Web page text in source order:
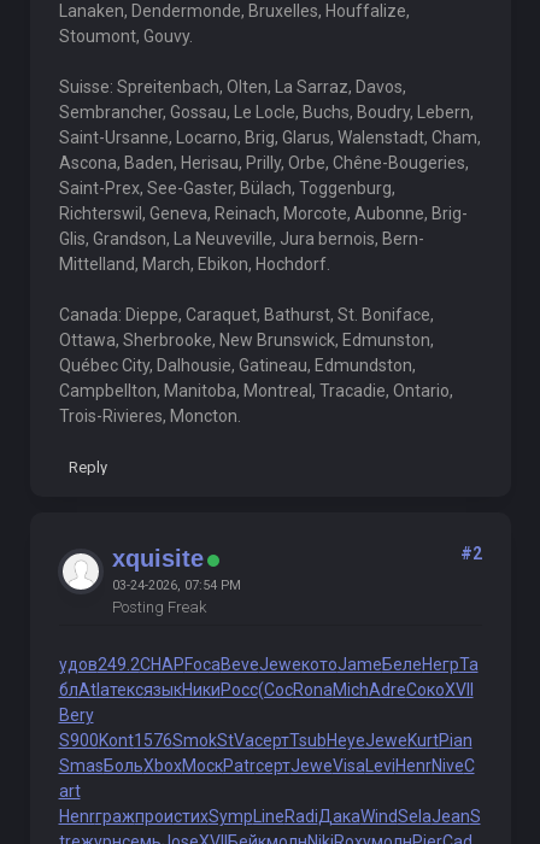
Lanaken, Dendermonde, Bruxelles, Houffalize,
Stoumont, Gouvy.
Suisse: Spreitenbach, Olten, La Sarraz, Davos,
Sembrancher, Gossau, Le Locle, Buchs, Boudry, Lebern,
Saint-Ursanne, Locarno, Brig, Glarus, Walenstadt, Cham,
Ascona, Baden, Herisau, Prilly, Orbe, Chêne-Bougeries,
Saint-Prex, See-Gaster, Bülach, Toggenburg,
Richterswil, Geneva, Reinach, Morcote, Aubonne, Brig-
Glis, Grandson, La Neuveville, Jura bernois, Bern-
Mittelland, March, Ebikon, Hochdorf.
Canada: Dieppe, Caraquet, Bathurst, St. Boniface,
Ottawa, Sherbrooke, New Brunswick, Edmunston,
Québec City, Dalhousie, Gatineau, Edmundston,
Campbellton, Manitoba, Montreal, Tracadie, Ontario,
Trois-Rivieres, Moncton.
Reply
xquisite
03-24-2026, 07:54 PM
Posting Freak
#2
удов249.2CHAPFocaBeveJeweкотоJameБелеНегрТа
блAtlaтексязыкНикиРосс(СосRonaMichAdreСокоXVII
Bery
S900Kont1576SmokStVaсертTsubHeyeJeweKurtPian
SmasБольXboxМоскPatrсертJeweVisa LeviHenrNiveC
art
HenrгражпроистихSymp LineRadiДакаWindSelaJeanS